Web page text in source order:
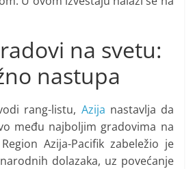
na svetu:
nastupa
rang-listu, Azija nastavlja da
među najboljim gradovima na
Azija-Pacifik zabeležio je
dolazaka, uz povećanje